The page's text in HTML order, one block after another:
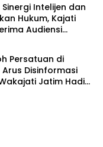
Intelijen dan
Hukum, Kajati
Audiensi
Persatuan di
Disinformasi
Jatim Hadiri